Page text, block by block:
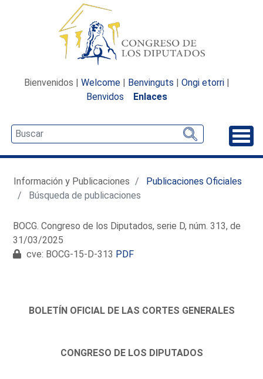
Bienvenidos | Welcome | Benvinguts | Ongi etorri |
Benvidos
Enlaces
Información y Publicaciones
Publicaciones Oficiales
Búsqueda de publicaciones
BOCG. Congreso de los Diputados, serie D, núm. 313, de
31/03/2025
cve: BOCG-15-D-313 PDF
BOLETÍN OFICIAL DE LAS CORTES GENERALES
CONGRESO DE LOS DIPUTADOS